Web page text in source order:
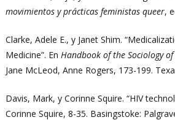
movimientos y prácticas feministas queer,
Clarke, Adele E., y Janet Shim.
Medicine”. EnHandbook of the Sociology
Jane McLeod, Anne Rogers, 173-199.
Davis, Mark, y Corinne Squire. “HIV
Corinne Squire, 8-35. Basingstoke: